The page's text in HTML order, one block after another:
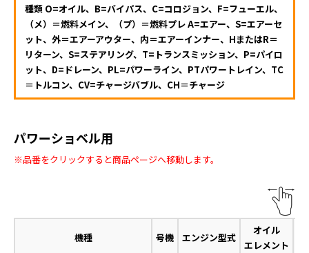
種類 O=オイル、B=バイパス、C=コロジョン、F=フューエル、
（メ）＝燃料メイン、（プ）＝燃料プレ A=エアー、S=エアーセ
ット、外＝エアーアウター、内＝エアーインナー、HまたはR＝
リターン、S=ステアリング、T=トランスミッション、P=パイロ
ット、D=ドレーン、PL=パワーライン、PTパワートレイン、TC
＝トルコン、CV=チャージバブル、CH＝チャージ
パワーショベル用
※品番をクリックすると商品ページへ移動します。
機種 号機 エンジン型式
オイル
エレメント